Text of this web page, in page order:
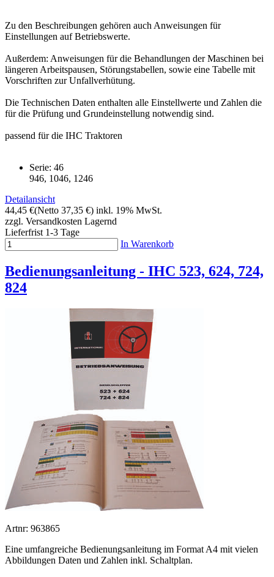
Zu den Beschreibungen gehören auch Anweisungen für
Einstellungen auf Betriebswerte.
Außerdem: Anweisungen für die Behandlungen der Maschinen bei
längeren Arbeitspausen, Störungstabellen, sowie eine Tabelle mit
Vorschriften zur Unfallverhütung.
Die Technischen Daten enthalten alle Einstellwerte und Zahlen die
für die Prüfung und Grundeinstellung notwendig sind.
passend für die IHC Traktoren
Serie: 46
946, 1046, 1246
Detailansicht
44,45 €(Netto 37,35 €) inkl. 19% MwSt.
zzgl. Versandkosten Lagernd
Lieferfrist 1-3 Tage
In Warenkorb
Bedienungsanleitung - IHC 523, 624, 724,
824
Artnr: 963865
Eine umfangreiche Bedienungsanleitung im Format A4 mit vielen
Abbildungen Daten und Zahlen inkl. Schaltplan.